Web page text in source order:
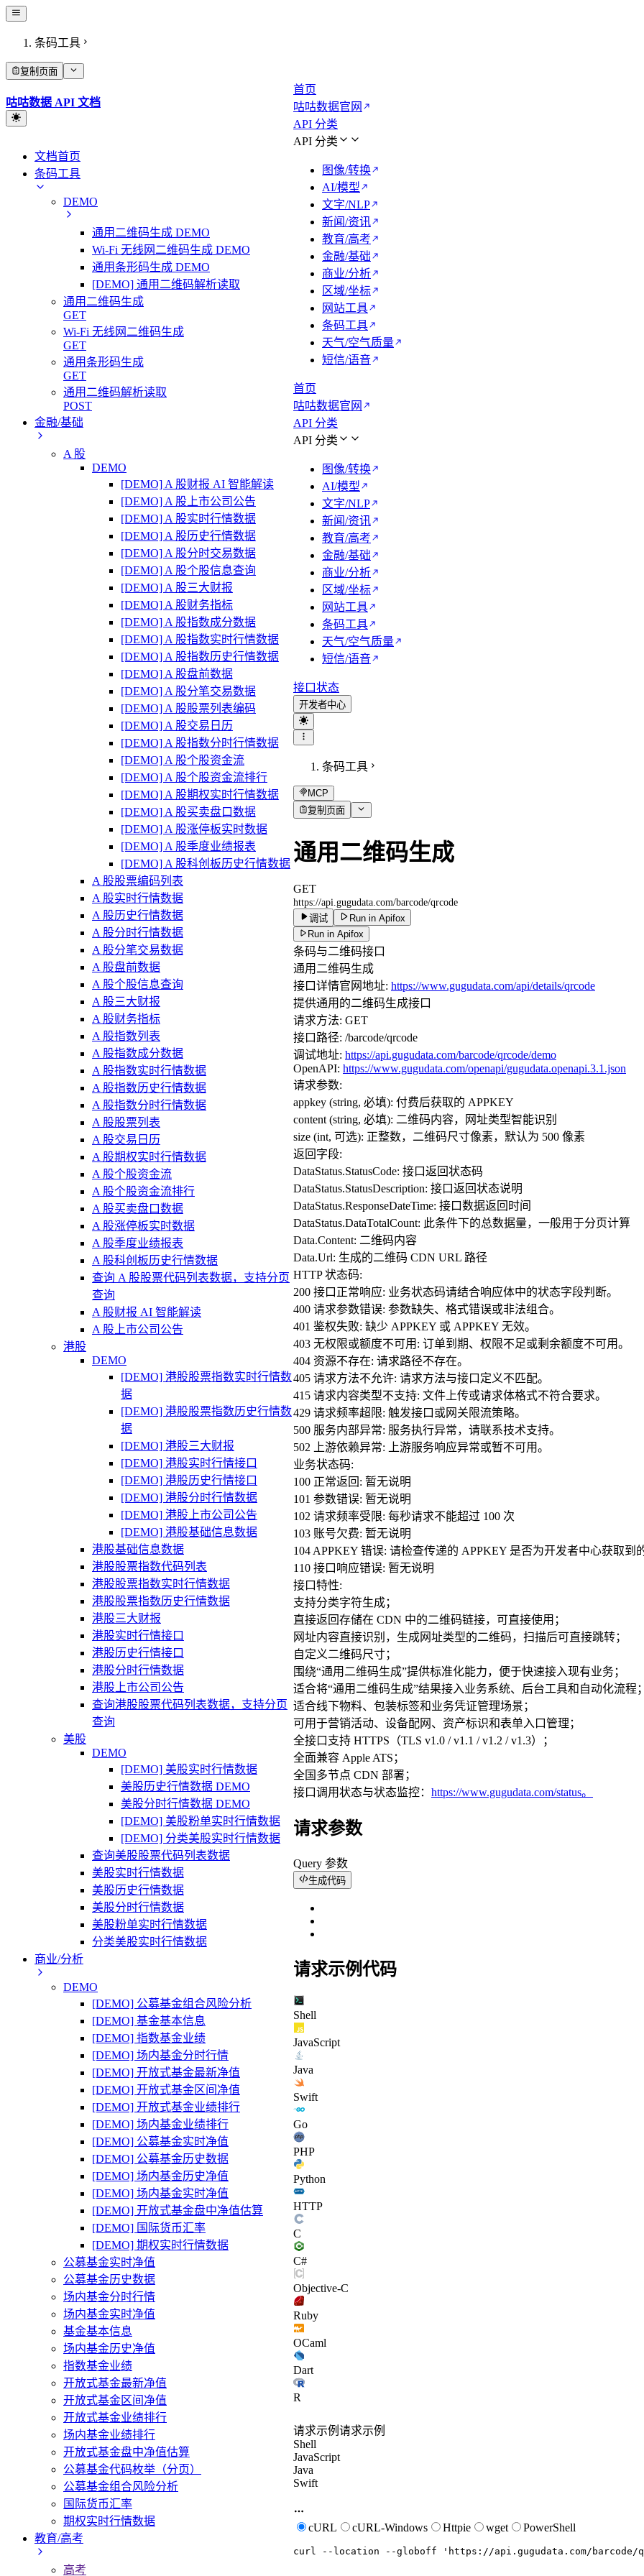
条码工具
复制页面
咕咕数据 API 文档
文档首页
条码工具
DEMO
通用二维码生成 DEMO
Wi-Fi 无线网二维码生成 DEMO
通用条形码生成 DEMO
[DEMO] 通用二维码解析读取
通用二维码生成
GET
Wi-Fi 无线网二维码生成
GET
通用条形码生成
GET
通用二维码解析读取
POST
金融/基础
A 股
DEMO
[DEMO] A 股财报 AI 智能解读
[DEMO] A 股上市公司公告
[DEMO] A 股实时行情数据
[DEMO] A 股历史行情数据
[DEMO] A 股分时交易数据
[DEMO] A 股个股信息查询
[DEMO] A 股三大财报
[DEMO] A 股财务指标
[DEMO] A 股指数成分数据
[DEMO] A 股指数实时行情数据
[DEMO] A 股指数历史行情数据
[DEMO] A 股盘前数据
[DEMO] A 股分笔交易数据
[DEMO] A 股股票列表编码
[DEMO] A 股交易日历
[DEMO] A 股指数分时行情数据
[DEMO] A 股个股资金流
[DEMO] A 股个股资金流排行
[DEMO] A 股期权实时行情数据
[DEMO] A 股买卖盘口数据
[DEMO] A 股涨停板实时数据
[DEMO] A 股季度业绩报表
[DEMO] A 股科创板历史行情数据
A 股股票编码列表
A 股实时行情数据
A 股历史行情数据
A 股分时行情数据
A 股分笔交易数据
A 股盘前数据
A 股个股信息查询
A 股三大财报
A 股财务指标
A 股指数列表
A 股指数成分数据
A 股指数实时行情数据
A 股指数历史行情数据
A 股指数分时行情数据
A 股股票列表
A 股交易日历
A 股期权实时行情数据
A 股个股资金流
A 股个股资金流排行
A 股买卖盘口数据
A 股涨停板实时数据
A 股季度业绩报表
A 股科创板历史行情数据
查询 A 股股票代码列表数据，支持分页
查询
A 股财报 AI 智能解读
A 股上市公司公告
港股
DEMO
[DEMO] 港股股票指数实时行情数
据
[DEMO] 港股股票指数历史行情数
据
[DEMO] 港股三大财报
[DEMO] 港股实时行情接口
[DEMO] 港股历史行情接口
[DEMO] 港股分时行情数据
[DEMO] 港股上市公司公告
[DEMO] 港股基础信息数据
港股基础信息数据
港股股票指数代码列表
港股股票指数实时行情数据
港股股票指数历史行情数据
港股三大财报
港股实时行情接口
港股历史行情接口
港股分时行情数据
港股上市公司公告
查询港股股票代码列表数据，支持分页
查询
美股
DEMO
[DEMO] 美股实时行情数据
美股历史行情数据 DEMO
美股分时行情数据 DEMO
[DEMO] 美股粉单实时行情数据
[DEMO] 分类美股实时行情数据
查询美股股票代码列表数据
美股实时行情数据
美股历史行情数据
美股分时行情数据
美股粉单实时行情数据
分类美股实时行情数据
商业/分析
DEMO
[DEMO] 公募基金组合风险分析
[DEMO] 基金基本信息
[DEMO] 指数基金业绩
[DEMO] 场内基金分时行情
[DEMO] 开放式基金最新净值
[DEMO] 开放式基金区间净值
[DEMO] 开放式基金业绩排行
[DEMO] 场内基金业绩排行
[DEMO] 公募基金实时净值
[DEMO] 公募基金历史数据
[DEMO] 场内基金历史净值
[DEMO] 场内基金实时净值
[DEMO] 开放式基金盘中净值估算
[DEMO] 国际货币汇率
[DEMO] 期权实时行情数据
公募基金实时净值
公募基金历史数据
场内基金分时行情
场内基金实时净值
基金基本信息
场内基金历史净值
指数基金业绩
开放式基金最新净值
开放式基金区间净值
开放式基金业绩排行
场内基金业绩排行
开放式基金盘中净值估算
公募基金代码枚举（分页）
公募基金组合风险分析
国际货币汇率
期权实时行情数据
教育/高考
高考
首页
咕咕数据官网
API 分类
API 分类
图像/转换
AI/模型
文字/NLP
新闻/资讯
教育/高考
金融/基础
商业/分析
区域/坐标
网站工具
条码工具
天气/空气质量
短信/语音
首页
咕咕数据官网
API 分类
API 分类
图像/转换
AI/模型
文字/NLP
新闻/资讯
教育/高考
金融/基础
商业/分析
区域/坐标
网站工具
条码工具
天气/空气质量
短信/语音
接口状态
开发者中心
条码工具
MCP
复制页面
通用二维码生成
GET
https://api.gugudata.com/barcode/qrcode
调试
Run in Apifox
Run in Apifox
条码与二维码接口
通用二维码生成
接口详情官网地址: https://www.gugudata.com/api/details/qrcode
提供通用的二维码生成接口
请求方法: GET
接口路径: /barcode/qrcode
调试地址: https://api.gugudata.com/barcode/qrcode/demo
OpenAPI: https://www.gugudata.com/openapi/gugudata.openapi.3.1.json
请求参数:
appkey (string, 必填): 付费后获取的 APPKEY
content (string, 必填): 二维码内容，网址类型智能识别
size (int, 可选): 正整数，二维码尺寸像素，默认为 500 像素
返回字段:
DataStatus.StatusCode: 接口返回状态码
DataStatus.StatusDescription: 接口返回状态说明
DataStatus.ResponseDateTime: 接口数据返回时间
DataStatus.DataTotalCount: 此条件下的总数据量，一般用于分页计算
Data.Content: 二维码内容
Data.Url: 生成的二维码 CDN URL 路径
HTTP 状态码:
200 接口正常响应: 业务状态码请结合响应体中的状态字段判断。
400 请求参数错误: 参数缺失、格式错误或非法组合。
401 鉴权失败: 缺少 APPKEY 或 APPKEY 无效。
403 无权限或额度不可用: 订单到期、权限不足或剩余额度不可用。
404 资源不存在: 请求路径不存在。
405 请求方法不允许: 请求方法与接口定义不匹配。
415 请求内容类型不支持: 文件上传或请求体格式不符合要求。
429 请求频率超限: 触发接口或网关限流策略。
500 服务内部异常: 服务执行异常，请联系技术支持。
502 上游依赖异常: 上游服务响应异常或暂不可用。
业务状态码:
100 正常返回: 暂无说明
101 参数错误: 暂无说明
102 请求频率受限: 每秒请求不能超过 100 次
103 账号欠费: 暂无说明
104 APPKEY 错误: 请检查传递的 APPKEY 是否为开发者中心获取到
110 接口响应错误: 暂无说明
接口特性:
支持分类字符生成；
直接返回存储在 CDN 中的二维码链接，可直接使用；
网址内容直接识别，生成网址类型的二维码，扫描后可直接跳转；
自定义二维码尺寸；
围绕“通用二维码生成”提供标准化能力，便于快速接入现有业务；
适合将“通用二维码生成”结果接入业务系统、后台工具和自动化流程
适合线下物料、包装标签和业务凭证管理场景；
可用于营销活动、设备配网、资产标识和表单入口管理；
全接口支持 HTTPS（TLS v1.0 / v1.1 / v1.2 / v1.3）；
全面兼容 Apple ATS；
全国多节点 CDN 部署；
接口调用状态与状态监控： https://www.gugudata.com/status。
请求参数
Query 参数
生成代码
请求示例代码
Shell
JavaScript
Java
Swift
Go
PHP
Python
HTTP
C
C#
Objective-C
Ruby
OCaml
Dart
R
请求示例 请求示例
Shell
JavaScript
Java
Swift
cURL cURL-Windows Httpie wget PowerShell
curl --location --globoff 'https://api.gugudata.com/barcode/